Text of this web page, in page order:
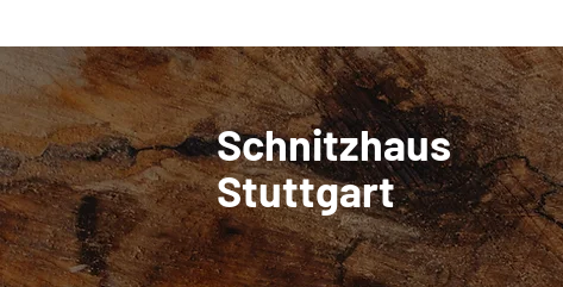
Schnitzhaus
Stuttgart